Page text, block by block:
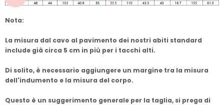
Nota:
La misura dal cavo al pavimento dei nostri abiti standard
include già circa 5 cm in più per i tacchi alti.
Di solito, è necessario aggiungere un margine tra la misura
dell'indumento e la misura del corpo.
Questo è un suggerimento generale per la taglia, si prega di